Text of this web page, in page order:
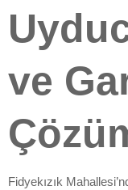
ve
Fidyekızık